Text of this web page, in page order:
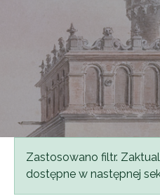
Komunikat
Zastosowano filtr.
dostępne w następnej